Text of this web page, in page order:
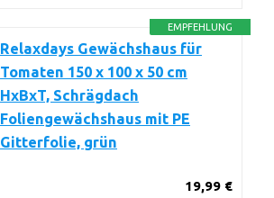
EMPFEHLUNG
Relaxdays Gewächshaus für
Tomaten 150 x 100 x 50 cm
HxBxT, Schrägdach
Foliengewächshaus mit PE
Gitterfolie, grün
19,99 €